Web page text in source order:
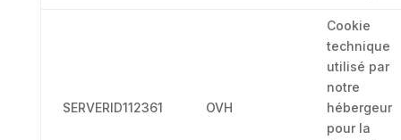
SERVERID112361 OVH
Cookie
technique
utilisé par
notre
hébergeur
pour la